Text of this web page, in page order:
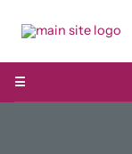
naar
inhoud
☰